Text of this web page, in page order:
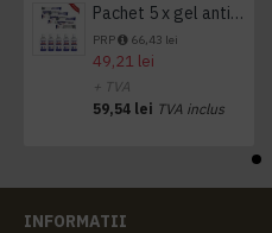
Pachet 5 x gel antibacterian 50ml si 3 x Servetele antibacteriene 48 buc Hygienium
PRP 66,43 lei
49,21 lei
+ TVA
59,54 lei TVA inclus
INFORMATII